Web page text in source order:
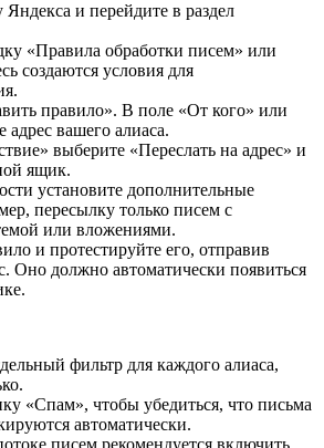
и перейдите в раздел
«Правила обработки писем» или
создаются условия для
правило». В поле «От кого» или
вашего алиаса.
выберите «Переслать на адрес» и
ящик.
установите дополнительные
пересылку только писем с
или вложениями.
и протестируйте его, отправив
Оно должно автоматически появиться
фильтр для каждого алиаса,
«Спам», чтобы убедиться, что письма
автоматически.
писем рекомендуется включить